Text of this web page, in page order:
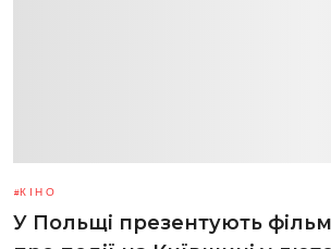
КІНО
У Польщі презентують